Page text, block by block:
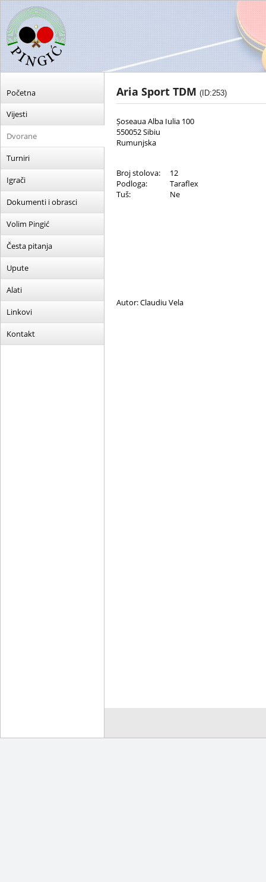
Početna
Vijesti
Dvorane
Turniri
Igrači
Dokumenti i obrasci
Volim Pingić
Česta pitanja
Upute
Alati
Linkovi
Kontakt
Aria Sport TDM (ID:253)
Șoseaua Alba Iulia 100
550052 Sibiu
Rumunjska
Broj stolova:
12
Podloga:
Taraflex
Tuš:
Ne
Autor: Claudiu Vela